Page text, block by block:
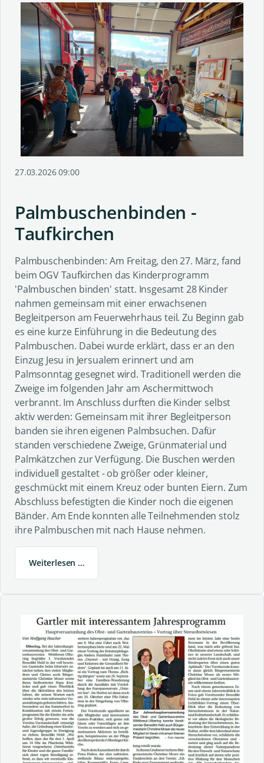
27.03.2026 09:00
Palmbuschenbinden -
Taufkirchen
Palmbuschenbinden: Am Freitag, den 27. März, fand
beim OGV Taufkirchen das Kinderprogramm
'Palmbuschen binden' statt. Insgesamt 28 Kinder
nahmen gemeinsam mit einer erwachsenen
Begleitperson am Feuerwehrhaus teil. Zu Beginn gab
es eine kurze Einführung in die Bedeutung des
Palmbuschen. Dabei wurde erklärt, dass er an den
Einzug Jesu in Jersualem erinnert und am
Palmsonntag gesegnet wird. Traditionell werden die
Zweige im folgenden Jahr am Aschermittwoch
verbrannt. Im Anschluss durften die Kinder selbst
aktiv werden: Gemeinsam mit ihrer Begleitperson
banden sie ihren eigenen Palmbsuchen. Dafür
standen verschiedene Zweige, Grünmaterial und
Palmkätzchen zur Verfügung. Die Buschen werden
individuell gestaltet - ob größer oder kleiner,
geschmückt mit einem Kreuz oder bunten Eiern. Zum
Abschluss befestigten die Kinder noch die eigenen
Bänder. Am Ende konnten alle Teilnehmenden stolz
ihre Palmbuschen mit nach Hause nehmen.
Weiterlesen …